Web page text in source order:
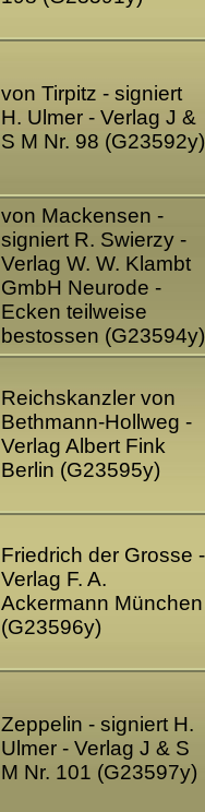
von Tirpitz - signiert
H. Ulmer - Verlag J &
S M Nr. 98 (G23592y)
von Mackensen -
signiert R. Swierzy -
Verlag W. W. Klambt
GmbH Neurode -
Ecken teilweise
bestossen (G23594y)
Reichskanzler von
Bethmann-Hollweg -
Verlag Albert Fink
Berlin (G23595y)
Friedrich der Grosse -
Verlag F. A.
Ackermann München
(G23596y)
Zeppelin - signiert H.
Ulmer - Verlag J & S
M Nr. 101 (G23597y)